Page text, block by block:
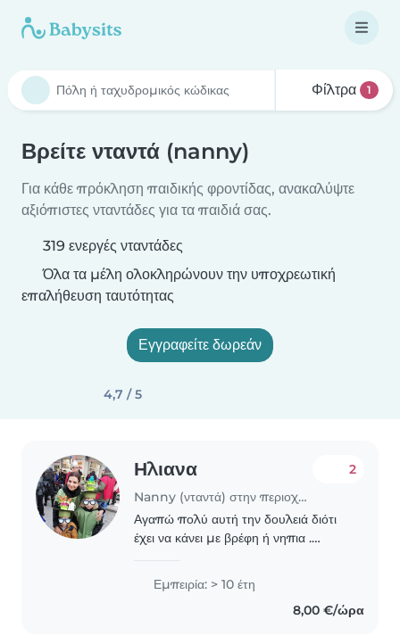
Φίλτρα 1
Βρείτε νταντά (nanny)
Για κάθε πρόκληση παιδικής φροντίδας, ανακαλύψτε
αξιόπιστες νταντάδες για τα παιδιά σας.
319 ενεργές νταντάδες
Όλα τα μέλη ολοκληρώνουν την υποχρεωτική
επαλήθευση ταυτότητας
Εγγραφείτε δωρεάν
4,7 / 5
Ηλιανα
Nanny (νταντά) στην περιοχή Καβάλα
2
Αγαπώ πολύ αυτή την δουλειά διότι
έχει να κάνει με βρέφη ή νηπια .
το διάβασμα τους .Έχω εμπειρία και
Εμπειρία: > 10 έτη
8,00 €/ώρα